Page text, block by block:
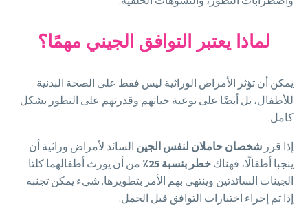
لماذا يعتبر التوافق الجيني مهمًا؟
يمكن أن تؤثر الأمراض الوراثية ليس فقط على الصحة البدنية
للأطفال، بل أيضًا على نوعية حياتهم وقدرتهم على التطور بشكل
كامل.
إذا قرر شخصان حاملان لنفس الجين السائد لأمراض وراثية أن
ينجبا أطفالًا، فهناك خطر بنسبة 25٪
من أن يورث أطفالهما كلتا
الجينات السائدتين وينتهي بهم الأمر بتطويرها. شيء يمكن تجنبه
إذا تم إجراء اختبارات التوافق قبل الحمل.